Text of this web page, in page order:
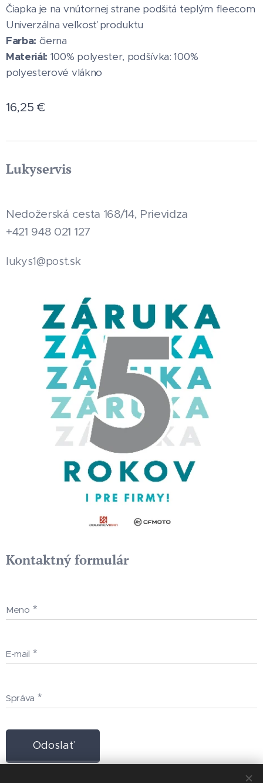
Čiapka je na vnútornej strane podšitá teplým fleecom
Univerzálna veľkosť produktu
Farba: čierna
Materiál: 100% polyester, podšívka: 100%
polyesterové vlákno
16,25 €
Lukyservis
Nedožerská cesta 168/14, Prievidza
+421 948 021 127
lukys1@post.sk
Kontaktný formulár
Meno
E-mail
Správa
Odoslať